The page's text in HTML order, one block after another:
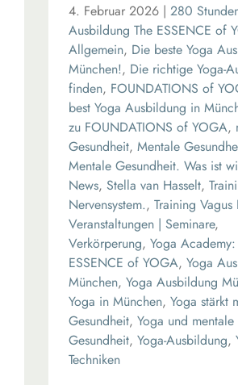
4. Februar 2026 | 280
Ausbildung The ESSENCE of
Allgemein, Die beste Yoga
München!, Die richtige Yoga-
finden, FOUNDATIONS of
best Yoga Ausbildung in
zu FOUNDATIONS of YOGA,
Gesundheit, Mentale
Mentale Gesundheit. Was ist
News, Stella van Hasselt,
Nervensystem., Training Vagus
Veranstaltungen | Seminare,
Verkörperung, Yoga Academy:
ESSENCE of YOGA, Yoga
München, Yoga Ausbildung
Yoga in München, Yoga stärkt
Gesundheit, Yoga und mentale
Gesundheit, Yoga-Ausbildung,
Techniken